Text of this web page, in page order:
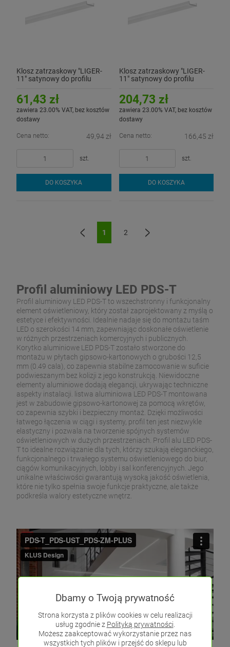
Klosz zatrzaskowy "LIGER-
11" satynowy do profilu
61,43 zł
zawiera 23.00% VAT, bez kosztów
dostawy
Cena netto: 49,94 zł
szt.
DO KOSZYKA
Klosz zatrzaskowy "LIGER-
11" satynowy do profilu
metrów
204,73 zł
zawiera 23.00% VAT, bez kosztów
dostawy
Cena netto: 166,45 zł
szt.
DO KOSZYKA
1 2
Profil aluminiowy LED PDS-T
Profil aluminiowy LED PDS-T to wszechstronny i funkcjonalny
element oświetleniowy, który został zaprojektowany z myślą o
estetyce i efektywności. Idealnie nadaje się do montażu taśm
LED o szerokości 14 mm, zapewniając doskonałe oświetlenie
w różnych przestrzeniach komercyjnych i publicznych.
Korytko aluminiowe LED PDS-T zostało stworzone do
montażu w płytach gipsowo-kartonowych o grubości 12,5
mm (0.49 cala), co zapewnia stabilne zamocowanie w suficie
podwieszanym bez kolizji z jego konstrukcją. Niewidoczne
elementy aluminiowe dodają elegancji, ukrywając techniczne
aspekty instalacji. listwa aluminiowa LED PDS-T montowana
jest w zabudowie gipsowo-kartonowej za pomocą wkrętów,
co zapewnia szybki i bezpieczny montaż. Dzięki możliwości
łatwego łączenia w ciągi i systemy, profil ten jest niezwykle
elastyczny i pozwala na tworzenie spójnych systemów
oświetleniowych w dużych przestrzeniach. Profil alu LED PDS-
T to idealne rozwiązanie dla tych, którzy szukają eleganckiego,
funkcjonalnego i trwałego systemu oświetleniowego do biur,
ciągów komunikacyjnych, lobby i sal konferencyjnych. Jego
unikalne właściwości gwarantują wysoką jakość oświetlenia,
które nie tylko spełnia swoje funkcje praktyczne, ale także
podkreśla walory estetyczne wnętrz.
Dbamy o Twoją prywatność
Strona korzysta z plików cookies w celu realizacji
usług zgodnie z Polityką prywatności.
Możesz zaakceptować wykorzystanie przez nas
wszystkich tych plików i przejść do sklepu lub